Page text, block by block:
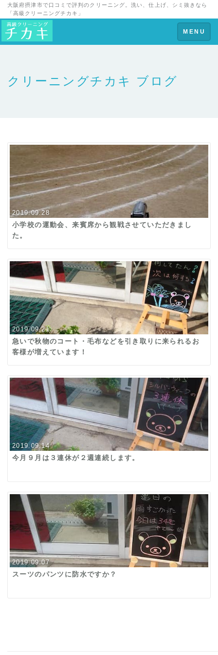
大阪府摂津市で口コミで評判のクリーニング。洗い、仕上げ、シミ抜きなら
「高級クリーニングチカキ」
Toggle
navigation
MENU
クリーニングチカキ ブログ
2019.09.28
小学校の運動会、来賓席から観戦させていただきまし
た。
2019.09.21
急いで秋物のコート・毛布などを引き取りに来られるお
客様が増えています！
2019.09.14
今月９月は３連休が２週連続します。
2019.09.07
スーツのパンツに防水ですか？